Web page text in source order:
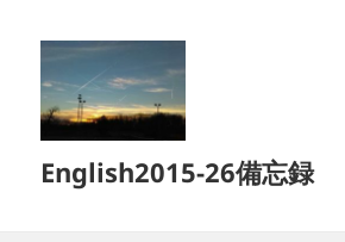
English2015-26備忘録